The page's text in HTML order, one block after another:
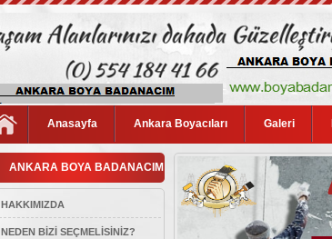
Anasayfa Ankara Boyacıları Galeri
ANKARA BOYA BADANACIM
HAKKIMIZDA
NEDEN BİZİ SEÇMELİSİNİZ?